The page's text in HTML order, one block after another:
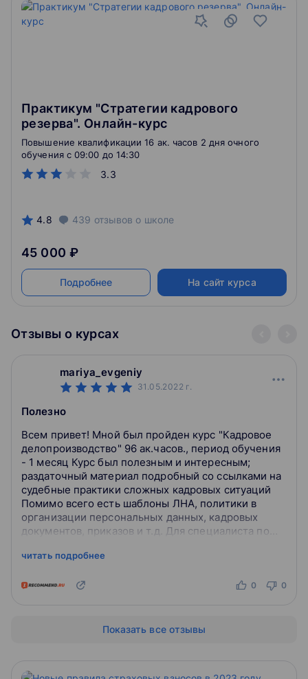
Практикум "Стратегии кадрового
резерва". Онлайн-курс
3.3
Повышение квалификации 16 ак. часов 2 дня очного
обучения c 09:00 до 14:30
4.8 439 отзывов о школе
45 000 ₽
Подробнее На сайт курса
Отзывы о курсах
mariya_evgeniy
31.05.2022 г.
Полезно
Всем привет! Мной был пройден курс "Кадровое
делопроизводство" 96 ак.часов., период обучения
- 1 месяц Курс был полезным и интересным;
раздаточный материал подробный со ссылками на
судебные практики сложных кадровых ситуаций
Помимо всего есть шаблоны ЛНА, политики в
организации персональных данных, кадровых
документов, приказов и т.д. Для специалиста по
читать подробнее
0 0
Показать все отзывы